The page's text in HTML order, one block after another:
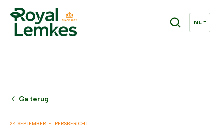
Ga terug
24 SEPTEMBER • PERSBERICHT